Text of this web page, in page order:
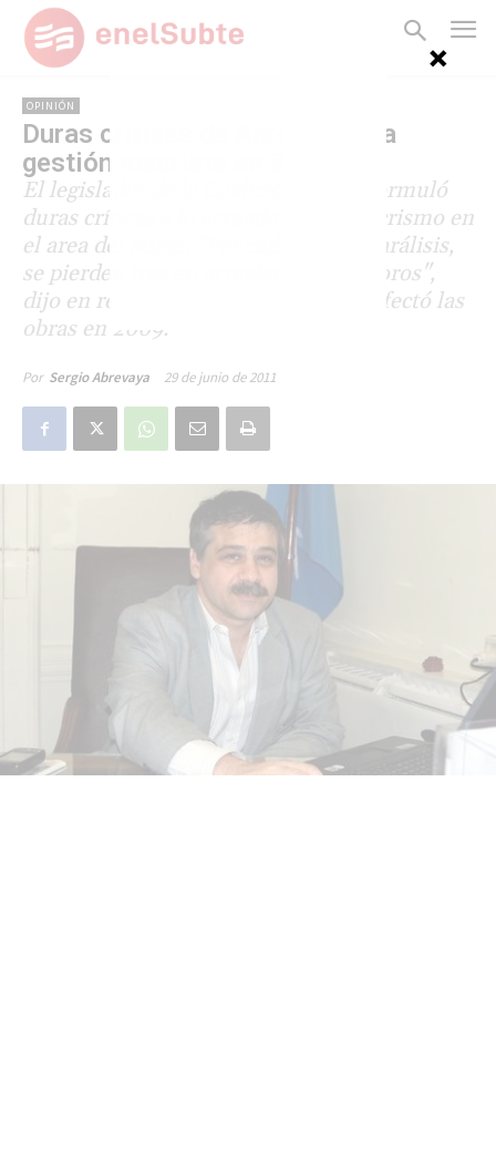
OPINIÓN
Duras críticas de Abrevaya a la
gestión macrista en Subtes
El legislador de la Coalición Cívica formuló
duras críticas a lo actuado por el macrismo en
el area del Subte. "Por cada año de parálisis,
se pierden tres en arreglar los deterioros",
dijo en referencia a la parálisis que afectó las
obras en 2009.
Por Sergio Abrevaya 29 de junio de 2011